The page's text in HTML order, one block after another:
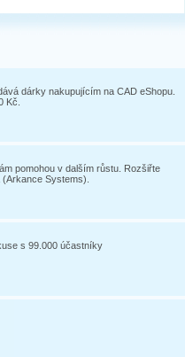
dárky nakupujícím na CAD eShopu.
Kč.
pomohou v dalším růstu. Rozšiřte
Systems).
s 99.000 účastníky